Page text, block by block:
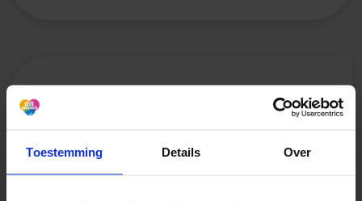
Toestemming Details Over
Hey